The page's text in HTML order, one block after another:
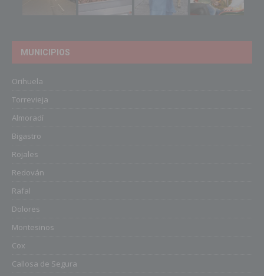
MUNICIPIOS
Orihuela
Torrevieja
Almoradí
Bigastro
Rojales
Redován
Rafal
Dolores
Montesinos
Cox
Callosa de Segura